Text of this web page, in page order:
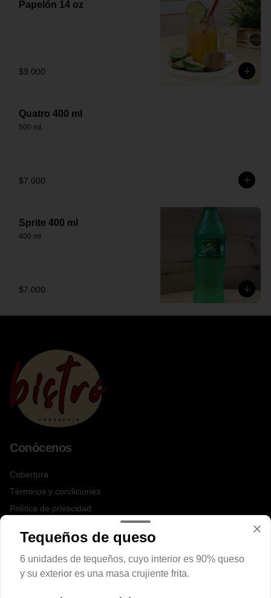
Papelón 14 oz
$9.000
Quatro 400 ml
500 ml.
$7.000
Sprite 400 ml
400 ml.
$7.000
Conócenos
Cobertura
Términos y condiciones
Política de privacidad
Redes sociales
Instagram
Facebook
Tequeños de queso
6 unidades de tequeños, cuyo interior es 90% queso
y su exterior es una masa crujiente frita.